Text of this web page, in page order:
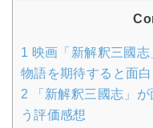
1 映画「新解釈三國
物語を期待すると面白
2 「新解釈三國志」
う評価感想